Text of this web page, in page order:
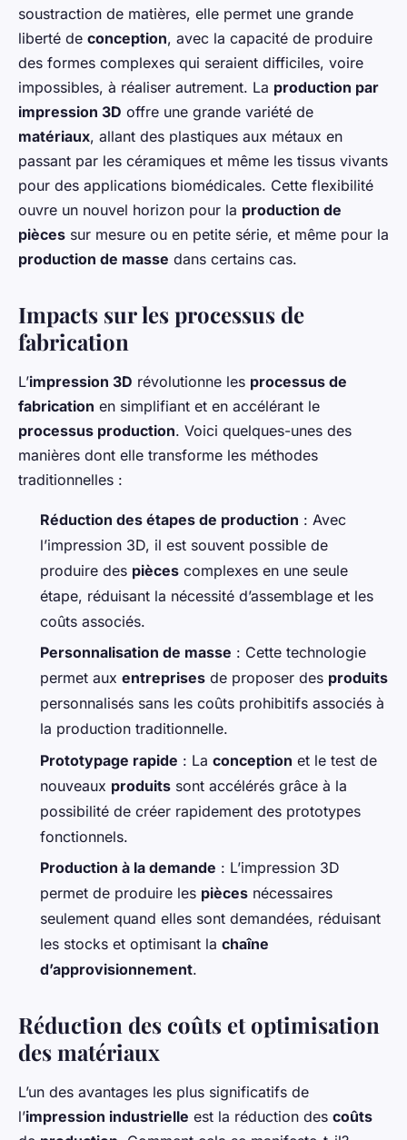
soustraction de matières, elle permet une grande
liberté de conception, avec la capacité de produire
des formes complexes qui seraient difficiles, voire
impossibles, à réaliser autrement. La production par
impression 3D offre une grande variété de
matériaux, allant des plastiques aux métaux en
passant par les céramiques et même les tissus vivants
pour des applications biomédicales. Cette flexibilité
ouvre un nouvel horizon pour la production de
pièces sur mesure ou en petite série, et même pour la
production de masse dans certains cas.
Impacts sur les processus de
fabrication
L’impression 3D révolutionne les processus de
fabrication en simplifiant et en accélérant le
processus production. Voici quelques-unes des
manières dont elle transforme les méthodes
traditionnelles :
Réduction des étapes de production : Avec
l’impression 3D, il est souvent possible de
produire des pièces complexes en une seule
étape, réduisant la nécessité d’assemblage et les
coûts associés.
Personnalisation de masse : Cette technologie
permet aux entreprises de proposer des produits
personnalisés sans les coûts prohibitifs associés à
la production traditionnelle.
Prototypage rapide : La conception et le test de
nouveaux produits sont accélérés grâce à la
possibilité de créer rapidement des prototypes
fonctionnels.
Production à la demande : L’impression 3D
permet de produire les pièces nécessaires
seulement quand elles sont demandées, réduisant
les stocks et optimisant la chaîne
d’approvisionnement.
Réduction des coûts et optimisation
des matériaux
L’un des avantages les plus significatifs de
l’impression industrielle est la réduction des coûts